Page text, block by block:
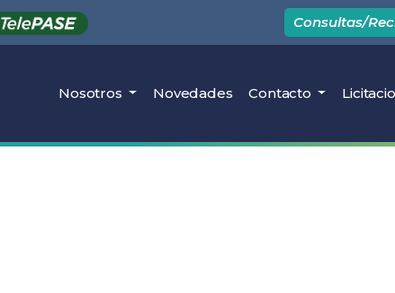
Consultas/
Nosotros Novedades Contacto